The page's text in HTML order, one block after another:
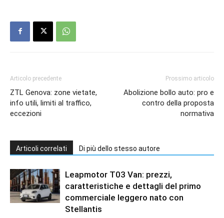
Articolo precedente
ZTL Genova: zone vietate,
info utili, limiti al traffico,
eccezioni
Prossimo articolo
Abolizione bollo auto: pro e
contro della proposta
normativa
Articoli correlati Di più dello stesso autore
Leapmotor T03 Van: prezzi,
caratteristiche e dettagli del primo
commerciale leggero nato con
Stellantis